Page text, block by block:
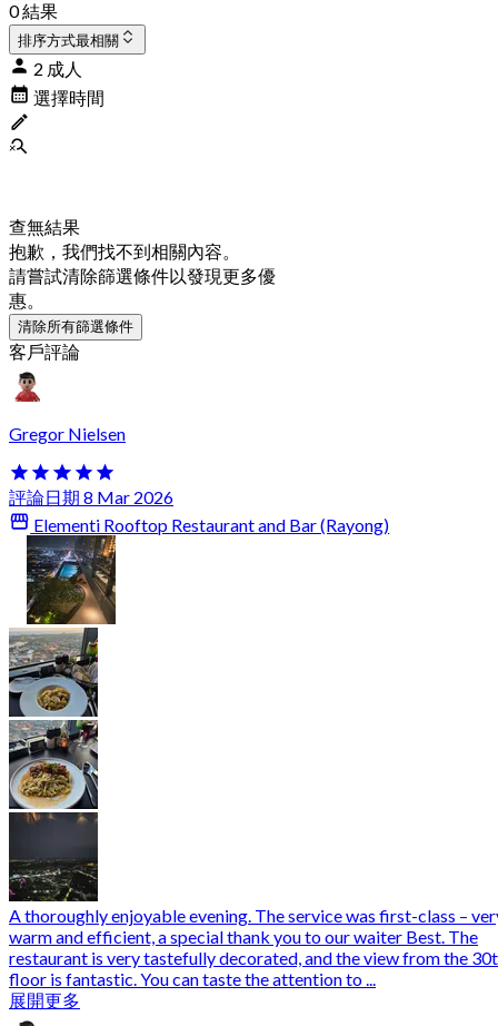
0 結果
排序方式最相關
2 成人
選擇時間
查無結果
抱歉，我們找不到相關內容。
請嘗試清除篩選條件以發現更多優
惠。
清除所有篩選條件
客戶評論
Gregor Nielsen
評論日期 8 Mar 2026
Elementi Rooftop Restaurant and Bar (Rayong)
A thoroughly enjoyable evening. The service was first-class –
warm and efficient, a special thank you to our waiter Best. The
restaurant is very tastefully decorated, and the view from the
floor is fantastic. You can taste the attention to ...
展開更多